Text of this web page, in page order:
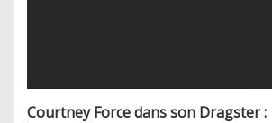
Courtney Force dans son Dragster :